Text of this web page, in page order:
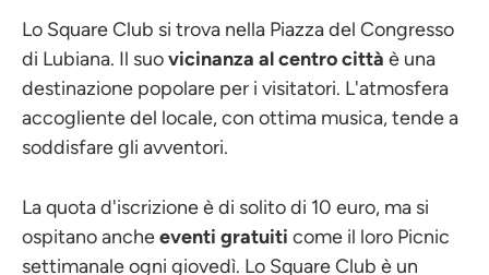
Lo Square Club si trova nella Piazza del Congresso
di Lubiana. Il suovicinanza al centro città è una
destinazione popolare per i visitatori. L'atmosfera
accogliente del locale, con ottima musica, tende a
soddisfare gli avventori.
La quota d'iscrizione è di solito di 10 euro, ma si
ospitano ancheeventi gratuiti come il loro Picnic
settimanale ogni giovedì. Lo Square Club è un